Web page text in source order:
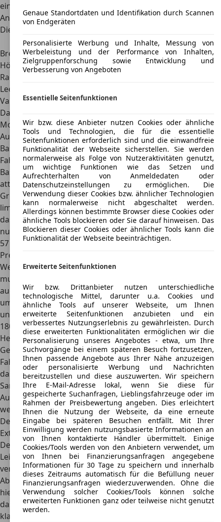
eine Anhängerkupplung steht bereit, die bis zu 2,1 Tonnen
Anhängelast unterstützt.
Die Abmessungen der Alpina B12 Modelle
Länge
4.800-5.200 mm
Breite
1.900 mm
Höhe
1.300-1.400 mm
Radstand
2.700-3.100 mm
Leergewicht
Varianten
Da die Bezeichnung Alpina B12 für viele verschiedene
Modelle genutzt wird, ist hier auch eineindividuelle
Auswahlohne Probleme möglich. Schon bei den
Basismodellen gibt es unterschiedliche Möglichkeiten, die
Fahrzeuge zu nutzen. Neben der großen Limousine auf
Basis des BMW 7er gibt es auch ein sportliches Coupé mit
attraktivem Design, das auf der 8er-Baureihe basiert.
Grundsätzlich gehört der Alpina B12 zu den stark
limitierten Fahrzeugen. Der Autobauer produzierte etwa
das Modell E32 mit dem fünf Liter großen Zwölfzylinder
nur 305 Mal. Von dem sportlichen Coupé gibt es sogar nur
57 Exemplare.
Preis
Wer Interesse an einem der Alpina B12 Modelle hatte,
musste nicht nur Glück haben und schnell sein, sondern
auch tief in die Tasche greifen. Das Basismodell kostete
umgerechnet bereits
rund 111.000 Euro. Die selteneren
und stärkeren Ausführungen kosteten sogar bis zu
180.000 Euro.
Heute gibt es den Alpina B12 nur noch als
Gebrauchtwagen. In allen Ausführungen sind die
Fahrzeuge auch hier sehr teuer, dies gilt aber vor allem für
das seltene Coupé. Mehr als 200.000 Euro verlangen
Sammler und Händler für ein solches Modell. Einfachere
Ausführungen kosten mitetwa 50.000 Eurozwar deutlich
weniger, sind aber immer noch im Vergleich sehr teuer.
Design
Exterieur
Der Hersteller gab sich beim Alpina B12 große Mühe, die
Leistung und die Sportlichkeit auf den ersten Blick zu
vermitteln.Große Leichtmetallräder, aufwendige
Abgasanlagenoder auch die vielen feinen Details ziehen
hier bis heute alle Blicke auf sich. Weitere Details verraten,
dass es sich bei den Modellen keinesfalls um einen
klassischen BMW handelt. Dies gilt beispielsweise für das
Genaue Standortdaten und Identifikation durch Scannen
von Endgeräten
Personalisierte Werbung und Inhalte, Messung von
Werbeleistung und der Performance von Inhalten,
Zielgruppenforschung sowie Entwicklung und
Verbesserung von Angeboten
Essentielle Seitenfunktionen
Wir bzw. diese Anbieter nutzen Cookies oder ähnliche
Tools und Technologien, die für die essentielle
Seitenfunktionen erforderlich sind und die einwandfreie
Funktionalität der Webseite sicherstellen. Sie werden
normalerweise als Folge von Nutzeraktivitäten genutzt,
um wichtige Funktionen wie das Setzen und
Aufrechterhalten von Anmeldedaten oder
Datenschutzeinstellungen zu ermöglichen. Die
Verwendung dieser Cookies bzw. ähnlicher Technologien
kann normalerweise nicht abgeschaltet werden.
Allerdings können bestimmte Browser diese Cookies oder
ähnliche Tools blockieren oder Sie darauf hinweisen. Das
Blockieren dieser Cookies oder ähnlicher Tools kann die
Funktionalität der Webseite beeinträchtigen.
Erweiterte Seitenfunktionen
Wir bzw. Drittanbieter nutzen unterschiedliche
technologische Mittel, darunter u.a. Cookies und
ähnliche Tools auf unserer Webseite, um Ihnen
erweiterte Seitenfunktionen anzubieten und ein
verbessertes Nutzungserlebnis zu gewährleisten. Durch
diese erweiterten Funktionalitäten ermöglichen wir die
Personalisierung unseres Angebotes - etwa, um Ihre
Suchvorgänge bei einem späteren Besuch fortzusetzen,
Ihnen passende Angebote aus Ihrer Nähe anzuzeigen
oder personalisierte Werbung und Nachrichten
bereitzustellen und diese auszuwerten. Wir speichern
Ihre E-Mail-Adresse lokal, wenn Sie diese für
gespeicherte Suchanfragen, Lieblingsfahrzeuge oder im
Rahmen der Preisbewertung angeben. Dies erleichtert
Ihnen die Nutzung der Webseite, da eine erneute
Eingabe bei späteren Besuchen entfällt. Mit Ihrer
Einwilligung werden nutzungsbasierte Informationen an
von Ihnen kontaktierte Händler übermittelt. Einige
Cookies/Tools werden von den Anbietern verwendet, um
von Ihnen bei Finanzierungsanfragen angegebene
Informationen für 30 Tage zu speichern und innerhalb
dieses Zeitraums automatisch für die Befüllung neuer
Finanzierungsanfragen wiederzuverwenden. Ohne die
Verwendung solcher Cookies/Tools können solche
erweiterten Funktionen ganz oder teilweise nicht genutzt
werden.